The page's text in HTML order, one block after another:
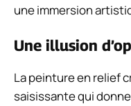
une immersion
Une illusion
La peinture en relief
saisissante qui